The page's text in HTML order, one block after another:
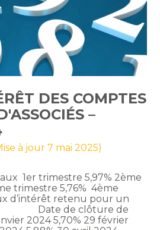
DES COMPTES
–
à jour 7 mai 2025)
1er trimestre 5,97% 2ème
trimestre 5,76% 4ème
d’intérêt retenu pour un
Date de clôture de
2024 5,70% 29 février